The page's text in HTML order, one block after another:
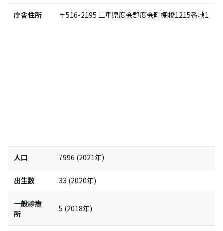
庁舎住所 〒516-2195 三重県度会郡度会町棚橋1215番地1
人口 7996 (2021年)
出生数 33 (2020年)
一般診療
所
5 (2018年)